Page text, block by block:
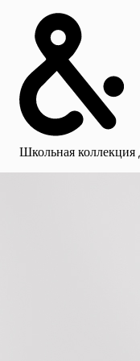
Школьная коллекция
Главная
Каталог
Избранное
Профиль
Корзина
Школьная коллекция
для девочек Носки